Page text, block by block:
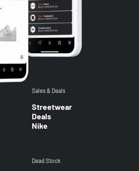
Sales & Deals
Streetwear
Deals
Nike
Dead Stock